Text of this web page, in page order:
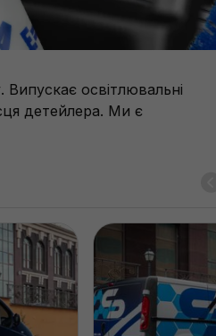
освітлювальні
детейлера. Ми є